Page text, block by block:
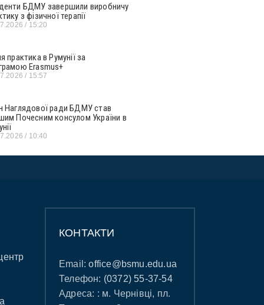
БДМУ завершили виробничу
з фізичної терапії
15:20
практика в Румунії за
Erasmus+
15:57
Наглядової ради БДМУ став
Почесним консулом України в
10:40
КОНТАКТИ
Email:office@bsmu.edu.ua
Телефон: (0372) 55-37-54
Адреса: : м. Чернівці, пл.